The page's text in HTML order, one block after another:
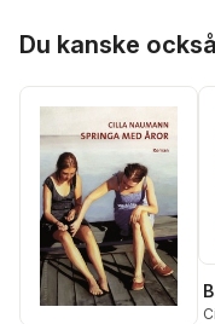
Du kanske